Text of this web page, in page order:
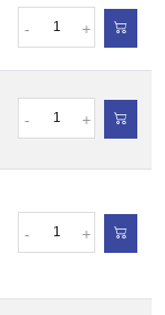
- +
- +
- +